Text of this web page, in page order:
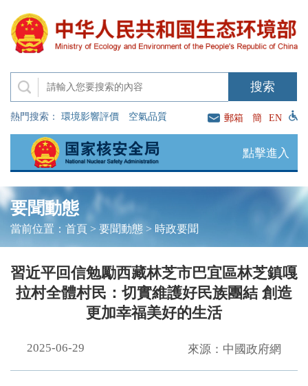
熱門搜索： 環境影響評價 空氣品質 郵箱 簡 EN
點擊進入
要聞動態
當前位置： 首頁> 要聞動態> 時政要聞
習近平回信勉勵西藏林芝市巴宜區林芝鎮嘎
拉村全體村民：切實維護好民族團結 創造
更加幸福美好的生活
2025-06-29 來源：中國政府網